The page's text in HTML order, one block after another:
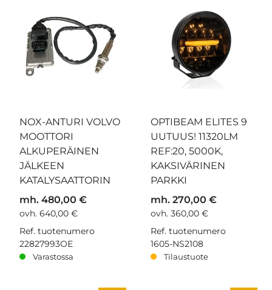
NOX-ANTURI VOLVO
MOOTTORI
ALKUPERÄINEN
JÄLKEEN
KATALYSAATTORIN
mh. 480,00 €
ovh. 640,00 €
Ref. tuotenumero
22827993OE
Varastossa
OPTIBEAM ELITES 9
UUTUUS! 11320LM
REF:20, 5000K,
KAKSIVÄRINEN
PARKKI
mh. 270,00 €
ovh. 360,00 €
Ref. tuotenumero
1605-NS2108
Tilaustuote